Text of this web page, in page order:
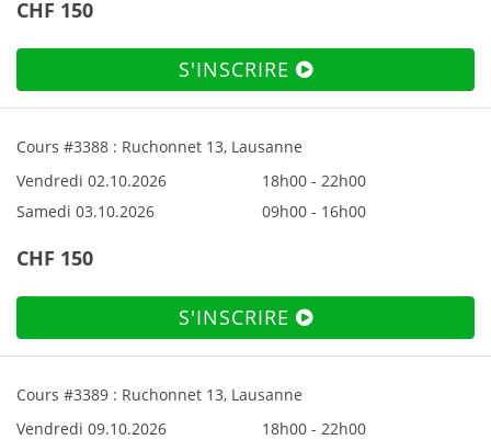
CHF 150
S'INSCRIRE
Cours #3388 : Ruchonnet 13, Lausanne
Vendredi 02.10.2026
18h00 - 22h00
Samedi 03.10.2026
09h00 - 16h00
CHF 150
S'INSCRIRE
Cours #3389 : Ruchonnet 13, Lausanne
Vendredi 09.10.2026
18h00 - 22h00